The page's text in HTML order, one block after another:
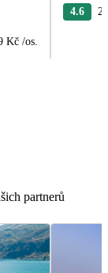
Kč /os.
4.6
partnerů